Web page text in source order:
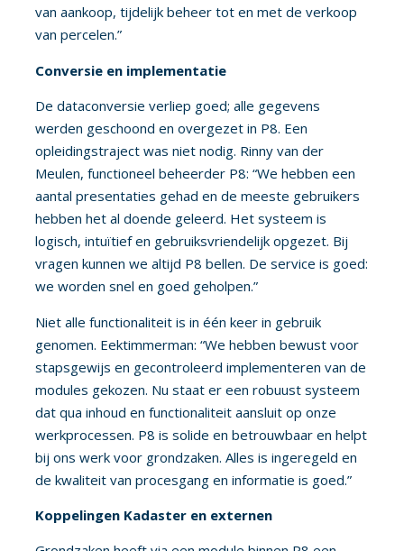
van aankoop, tijdelijk beheer tot en met de verkoop
van percelen.”
Conversie en implementatie
De dataconversie verliep goed; alle gegevens
werden geschoond en overgezet in P8. Een
opleidingstraject was niet nodig. Rinny van der
Meulen, functioneel beheerder P8: “We hebben een
aantal presentaties gehad en de meeste gebruikers
hebben het al doende geleerd. Het systeem is
logisch, intuïtief en gebruiksvriendelijk opgezet. Bij
vragen kunnen we altijd P8 bellen. De service is goed:
we worden snel en goed geholpen.”
Niet alle functionaliteit is in één keer in gebruik
genomen. Eektimmerman: “We hebben bewust voor
stapsgewijs en gecontroleerd implementeren van de
modules gekozen. Nu staat er een robuust systeem
dat qua inhoud en functionaliteit aansluit op onze
werkprocessen. P8 is solide en betrouwbaar en helpt
bij ons werk voor grondzaken. Alles is ingeregeld en
de kwaliteit van procesgang en informatie is goed.”
Koppelingen Kadaster en externen